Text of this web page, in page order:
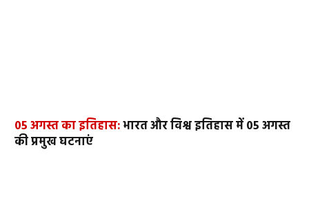
05 अगस्त का इतिहास:भारत और विश्व इतिहास में 05 अगस्त
की प्रमुख घटनाएं